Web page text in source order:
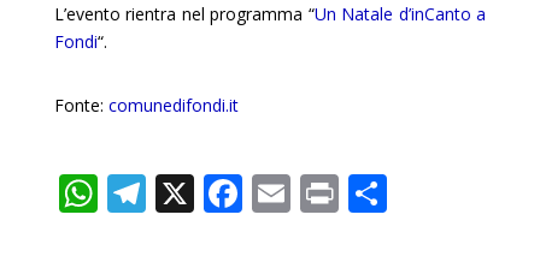
L’evento rientra nel programma “Un Natale d’inCanto a
Fondi“.
Fonte: comunedifondi.it
W T X F E PrC